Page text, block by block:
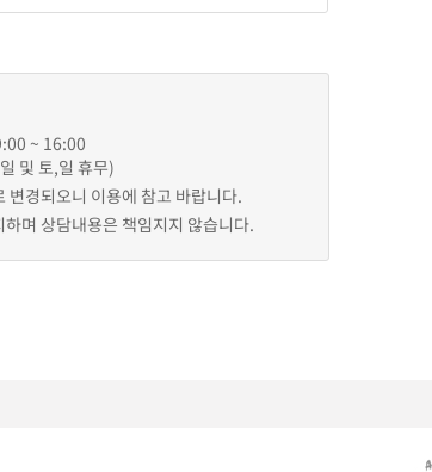
~ 16:00
및 토,일 휴무)
경되오니 이용에 참고 바랍니다.
며 상담내용은 책임지지 않습니다.